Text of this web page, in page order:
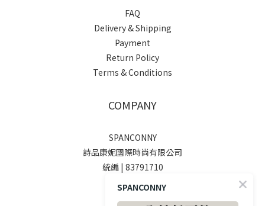
FAQ
Delivery & Shipping
Payment
Return Policy
Terms & Conditions
COMPANY
SPANCONNY
詩品康妮國際時尚有限公司
統編 | 83791710
SPANCONNY